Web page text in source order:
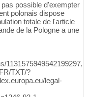
possible d'exempter
polonais dispose
totale de l'article
de la Pologne a une
1131575949542199297,
TXT/?
legal-